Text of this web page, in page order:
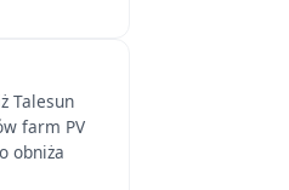
Talesun
farm PV
obniża